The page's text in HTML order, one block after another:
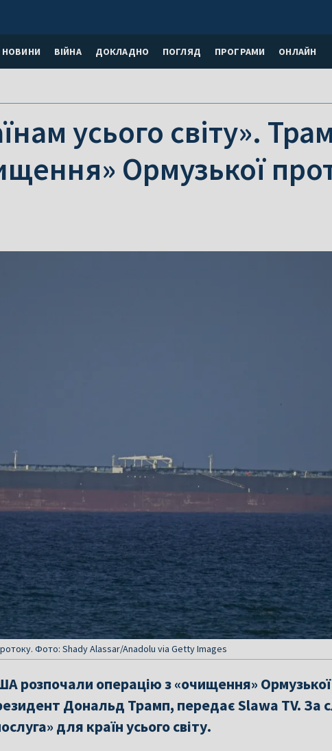
НОВИНИ ВІЙНА ДОКЛАДНО ПОГЛЯД ПРОГРАМИ ОНЛАЙН
усього світу».
Ормузької
Фото: Shady Alassar/Anadolu via Getty Images
розпочали операцію з «очищення»
Дональд Трамп, передає Slawa TV. За
для країн усього світу.